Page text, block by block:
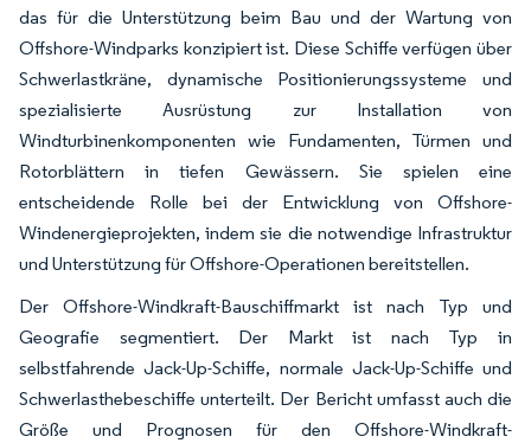
das für die Unterstützung beim Bau und der Wartung von
Offshore-Windparks konzipiert ist. Diese Schiffe verfügen über
Schwerlastkräne, dynamische Positionierungssysteme und
spezialisierte Ausrüstung zur Installation von
Windturbinenkomponenten wie Fundamenten, Türmen und
Rotorblättern in tiefen Gewässern. Sie spielen eine
entscheidende Rolle bei der Entwicklung von Offshore-
Windenergieprojekten, indem sie die notwendige Infrastruktur
und Unterstützung für Offshore-Operationen bereitstellen.
Der Offshore-Windkraft-Bauschiffmarkt ist nach Typ und
Geografie segmentiert. Der Markt ist nach Typ in
selbstfahrende Jack-Up-Schiffe, normale Jack-Up-Schiffe und
Schwerlasthebeschiffe unterteilt. Der Bericht umfasst auch die
Größe und Prognosen für den Offshore-Windkraft-